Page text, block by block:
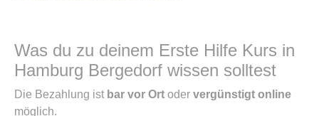
Was du zu deinem Erste Hilfe Kurs in
Hamburg Bergedorf wissen solltest
Die Bezahlung ist bar vor Ort oder vergünstigt online
möglich.